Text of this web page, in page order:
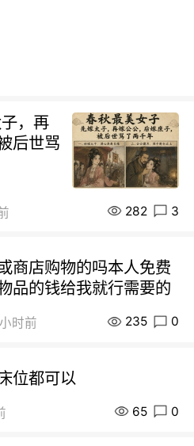
，再
后世骂
282 3
商店购物的吗本人免费
品的钱给我就行需要的
时前 235 0
位都可以
65 0